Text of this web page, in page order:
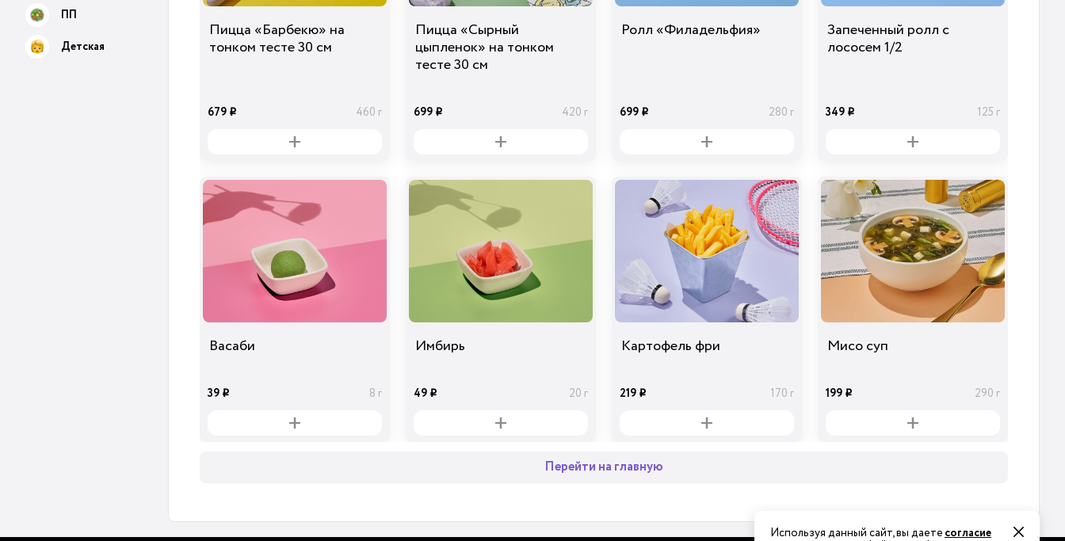
ПП
Детская
39i 30 гр
Пицца «Барбекю» на
тонком тесте 30 см
679 i 460 г
Пицца «Сырный
цыпленок» на тонком
тесте 30 см
699 i 420 г
Ролл «Филадельфия»
699 i 280 г
Запеченный ролл с
лососем 1/2
349 i 125 г
Васаби
39 i 8 г
Имбирь
49 i 20 г
Картофель фри
219 i 170 г
Мисо суп
199 i 290 г
Перейти на главную
Используя данный сайт, вы даетесогласие